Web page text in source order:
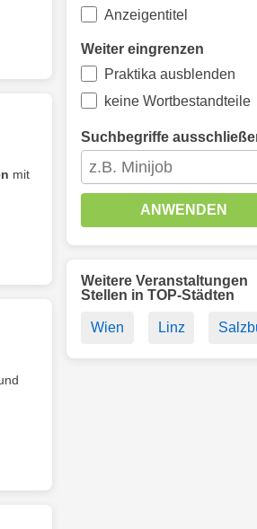
mit
Anzeigentitel
Weiter eingrenzen
Praktika ausblenden
keine Wortbestandteile
Suchbegriffe
ANWENDEN
Weitere Veranstaltungen
Stellen in TOP-Städten
Wien Linz